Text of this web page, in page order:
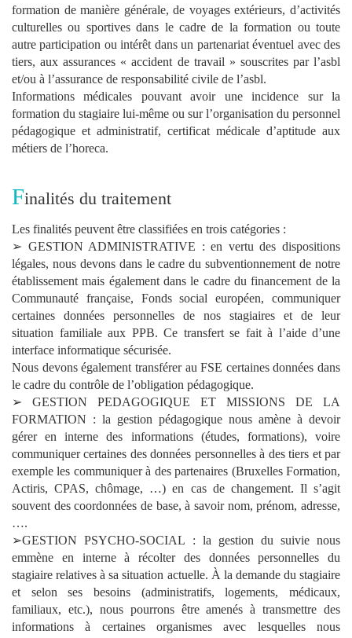
formation de manière générale, de voyages extérieurs, d’activités
culturelles ou sportives dans le cadre de la formation ou toute
autre participation ou intérêt dans un partenariat éventuel avec des
tiers, aux assurances « accident de travail » souscrites par l’asbl
et/ou à l’assurance de responsabilité civile de l’asbl.
Informations médicales pouvant avoir une incidence sur la
formation du stagiaire lui-même ou sur l’organisation du personnel
pédagogique et administratif, certificat médicale d’aptitude aux
métiers de l’horeca.
Finalités du traitement
Les finalités peuvent être classifiées en trois catégories :
➢ GESTION ADMINISTRATIVE : en vertu des dispositions
légales, nous devons dans le cadre du subventionnement de notre
établissement mais également dans le cadre du financement de la
Communauté française, Fonds social européen, communiquer
certaines données personnelles de nos stagiaires et de leur
situation familiale aux PPB. Ce transfert se fait à l’aide d’une
interface informatique sécurisée.
Nous devons également transférer au FSE certaines données dans
le cadre du contrôle de l’obligation pédagogique.
➢ GESTION PEDAGOGIQUE ET MISSIONS DE LA
FORMATION : la gestion pédagogique nous amène à devoir
gérer en interne des informations (études, formations), voire
communiquer certaines des données personnelles à des tiers et par
exemple les communiquer à des partenaires (Bruxelles Formation,
Actiris, CPAS, chômage, …) en cas de changement. Il s’agit
souvent des coordonnées de base, à savoir nom, prénom, adresse,
….
➢GESTION PSYCHO-SOCIAL : la gestion du suivie nous
emmène en interne à récolter des données personnelles du
stagiaire relatives à sa situation actuelle. À la demande du stagiaire
et selon ses besoins (administratifs, logements, médicaux,
familiaux, etc.), nous pourrons être amenés à transmettre des
informations à certaines organismes avec lesquelles nous